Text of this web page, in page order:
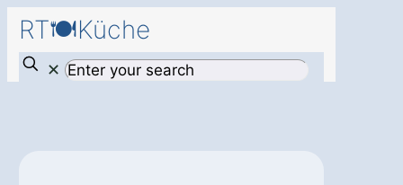
RT🍽️Küche
✕